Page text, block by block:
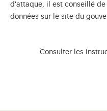
d'attaque, il est conseillé
données sur le site du
Consulter les